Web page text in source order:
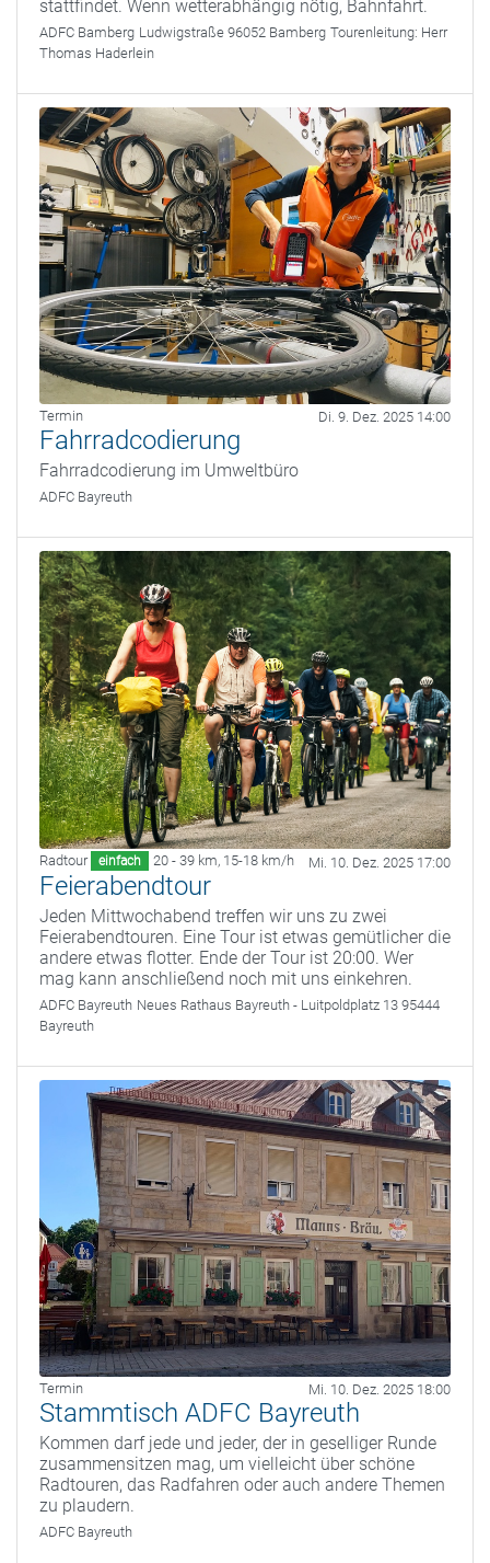
stattfindet. Wenn wetterabhängig nötig, Bahnfahrt.
ADFC Bamberg Ludwigstraße 96052 Bamberg Tourenleitung: Herr
Thomas Haderlein
Termin Di. 9. Dez. 2025 14:00
Fahrradcodierung
Fahrradcodierung im Umweltbüro
ADFC Bayreuth
Radtour einfach 20 - 39 km, 15-18 km/h Mi. 10. Dez. 2025 17:00
Feierabendtour
Jeden Mittwochabend treffen wir uns zu zwei
Feierabendtouren. Eine Tour ist etwas gemütlicher die
andere etwas flotter. Ende der Tour ist 20:00. Wer
mag kann anschließend noch mit uns einkehren.
ADFC Bayreuth Neues Rathaus Bayreuth - Luitpoldplatz 13 95444
Bayreuth
Termin Mi. 10. Dez. 2025 18:00
Stammtisch ADFC Bayreuth
Kommen darf jede und jeder, der in geselliger Runde
zusammensitzen mag, um vielleicht über schöne
Radtouren, das Radfahren oder auch andere Themen
zu plaudern.
ADFC Bayreuth